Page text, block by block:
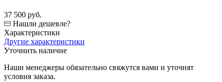
37 500 руб.
Нашли дешевле?
Характеристики
Другие характеристики
Уточнить наличие
Наши менеджеры обязательно свяжутся вами и уточнят
условия заказа.